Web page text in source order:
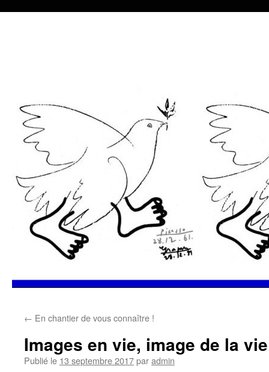
au
contenu
← En chantier de vous connaître !
Images en vie, image de la
Publié le 13 septembre 2017paradmin